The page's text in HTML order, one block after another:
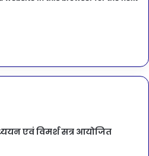
एवं विमर्श सत्र आयोजित